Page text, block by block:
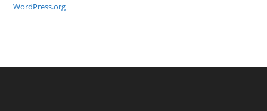
WordPress.org